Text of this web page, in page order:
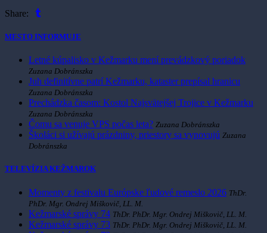
Share:
MESTO INFORMUJE
Letné kúpalisko v Kežmarku mení prevádzkový poriadok
Zuzana Dobránszka
Juh definitívne patrí Kežmarku, kataster prepísal hranicu
Zuzana Dobránszka
Prechádzka časom: Kostol Najsvätejšej Trojice v Kežmarku
Zuzana Dobránszka
Čomu sa venuje VPS počas leta? Zuzana Dobránszka
Školáci si užívajú prázdniny, priestory sa vynovujú Zuzana
Dobránszka
TELEVÍZIA KEŽMAROK
Momenty z festivalu Európske ľudové remeslo 2026 ThDr.
PhDr. Mgr. Ondrej Miškovič, LL. M.
Kežmarské správy 74 ThDr. PhDr. Mgr. Ondrej Miškovič, LL. M.
Kežmarské správy 73 ThDr. PhDr. Mgr. Ondrej Miškovič, LL. M.